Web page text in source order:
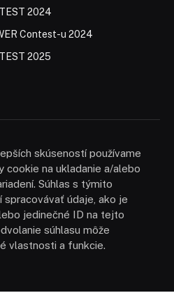
2024
Contest-u 2024
2025
skúseností používame
cookie na ukladanie a/alebo
Súhlas s týmito
spracovávať údaje, ako je
jedinečné ID na tejto
súhlasu môže
vlastnosti a funkcie.